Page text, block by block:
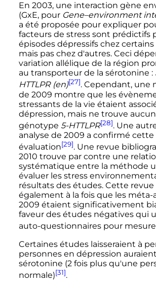
En 2003, une interaction gène
(GxE, pour Gene–environment
a été proposée pour expliquer
facteurs de stress sont prédictifs
épisodes dépressifs chez
mais pas chez d'autres. Ceci
variation allélique de la région
au transporteur de la sérotonine :
HTTLPR (en)[27]. Cependant, une
de 2009 montre que les
stressants de la vie étaient
dépression, mais ne trouve
génotype 5-HTTLPR[28]. Une
analyse de 2009 a confirmé cette
évaluation[29]. Une revue
2010 trouve par contre une
systématique entre la méthode
évaluer les stress
résultats des études. Cette revue
également à la fois que les méta-
2009 étaient significativement
faveur des études négatives qui
auto-questionnaires pour
Certaines études laisseraient à
personnes en dépression
sérotonine (2 fois plus qu'une
normale)[31].